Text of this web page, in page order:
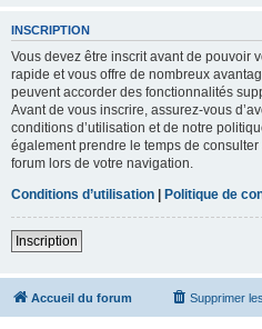
INSCRIPTION
Vous devez être inscrit avant de pouvoir
rapide et vous offre de nombreux
peuvent accorder des fonctionnalités
Avant de vous inscrire, assurez-vous
conditions d’utilisation et de notre
également prendre le temps de
forum lors de votre navigation.
Conditions d’utilisation | Politique de
Inscription
Accueil du forum Supprimer